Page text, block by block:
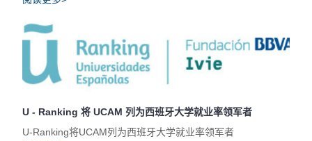
U - Ranking 将 UCAM 列为西班牙大学就业率领军者
U-Ranking将UCAM列为西班牙大学就业率领军者